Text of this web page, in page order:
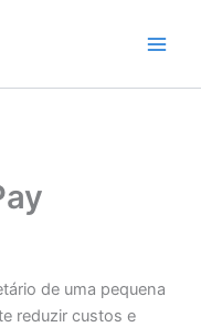
de uma pequena
reduzir custos e